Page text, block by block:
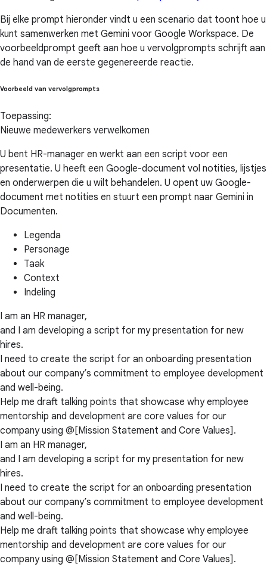
Bij elke prompt hieronder vindt u een scenario dat toont hoe u
kunt samenwerken met Gemini voor Google Workspace. De
voorbeeldprompt geeft aan hoe u vervolgprompts schrijft aan
de hand van de eerste gegenereerde reactie.
Voorbeeld van vervolgprompts
Toepassing:
Nieuwe medewerkers verwelkomen
U bent HR-manager en werkt aan een script voor een
presentatie. U heeft een Google-document vol notities, lijstjes
en onderwerpen die u wilt behandelen. U opent uw Google-
document met notities en stuurt een prompt naar Gemini in
Documenten.
Legenda
Personage
Taak
Context
Indeling
I am an HR manager,
and I am developing a script for my presentation for new
hires.
I need to create the script for an onboarding presentation
about our company’s commitment to employee development
and well-being.
Help me draft talking points that showcase why employee
mentorship and development are core values for our
company using @[Mission Statement and Core Values].
I am an HR manager,
and I am developing a script for my presentation for new
hires.
I need to create the script for an onboarding presentation
about our company’s commitment to employee development
and well-being.
Help me draft talking points that showcase why employee
mentorship and development are core values for our
company using @[Mission Statement and Core Values].